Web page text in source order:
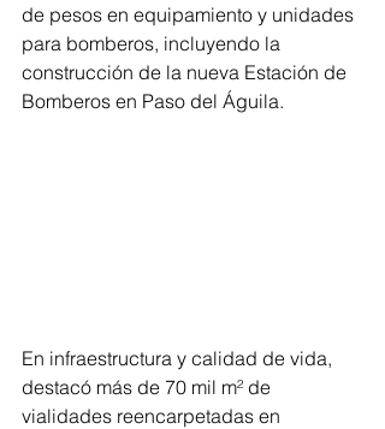
de pesos en equipamiento y unidades
para bomberos, incluyendo la
construcción de la nueva Estación de
Bomberos en Paso del Águila.
En infraestructura y calidad de vida,
destacó más de 70 mil m² de
vialidades reencarpetadas en